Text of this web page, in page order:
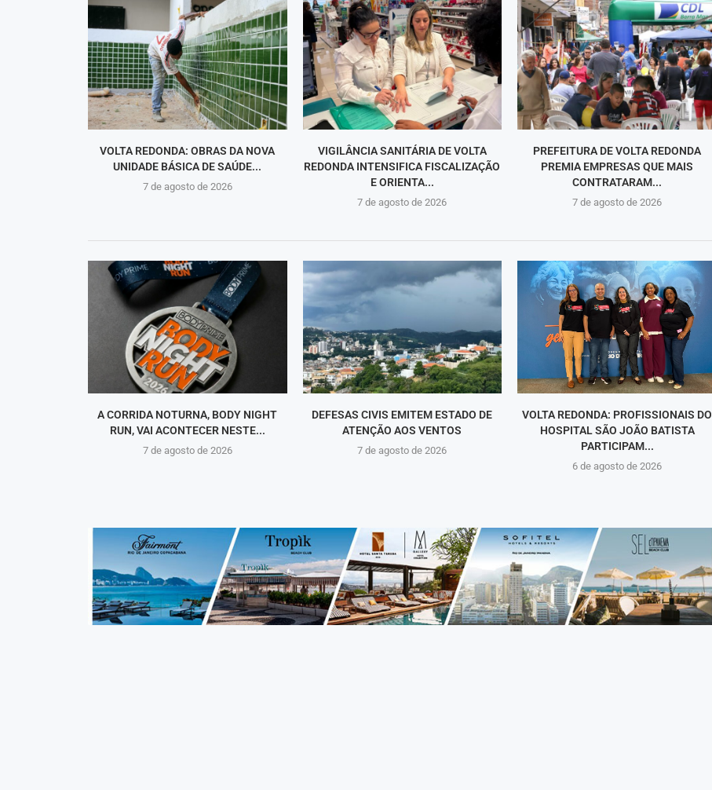
VOLTA REDONDA: OBRAS DA NOVA
UNIDADE BÁSICA DE SAÚDE...
7 de agosto de 2026
VIGILÂNCIA SANITÁRIA DE VOLTA
REDONDA INTENSIFICA FISCALIZAÇÃO
E ORIENTA...
7 de agosto de 2026
PREFEITURA DE VOLTA REDONDA
PREMIA EMPRESAS QUE MAIS
CONTRATARAM...
7 de agosto de 2026
A CORRIDA NOTURNA, BODY NIGHT
RUN, VAI ACONTECER NESTE...
7 de agosto de 2026
DEFESAS CIVIS EMITEM ESTADO DE
ATENÇÃO AOS VENTOS
7 de agosto de 2026
VOLTA REDONDA: PROFISSIONAIS DO
HOSPITAL SÃO JOÃO BATISTA
PARTICIPAM...
6 de agosto de 2026